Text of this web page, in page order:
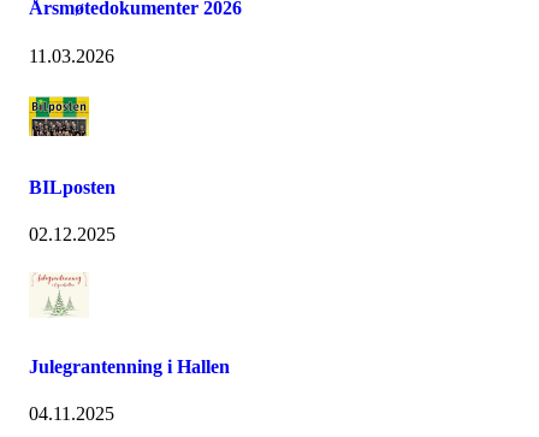
Årsmøtedokumenter 2026
11.03.2026
BILposten
02.12.2025
Julegrantenning i Hallen
04.11.2025